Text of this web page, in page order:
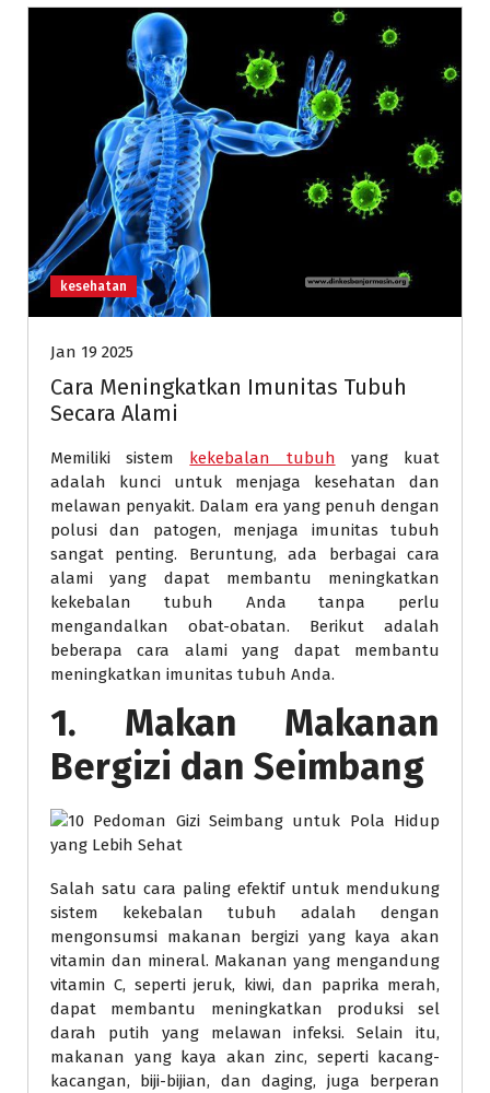
kesehatan
Jan 19 2025
Cara Meningkatkan Imunitas Tubuh
Secara Alami
Memiliki sistem kekebalan tubuh yang kuat
adalah kunci untuk menjaga kesehatan dan
melawan penyakit. Dalam era yang penuh dengan
polusi dan patogen, menjaga imunitas tubuh
sangat penting. Beruntung, ada berbagai cara
alami yang dapat membantu meningkatkan
kekebalan tubuh Anda tanpa perlu
mengandalkan obat-obatan. Berikut adalah
beberapa cara alami yang dapat membantu
meningkatkan imunitas tubuh Anda.
1. Makan Makanan
Bergizi dan Seimbang
Salah satu cara paling efektif untuk mendukung
sistem kekebalan tubuh adalah dengan
mengonsumsi makanan bergizi yang kaya akan
vitamin dan mineral. Makanan yang mengandung
vitamin C, seperti jeruk, kiwi, dan paprika merah,
dapat membantu meningkatkan produksi sel
darah putih yang melawan infeksi. Selain itu,
makanan yang kaya akan zinc, seperti kacang-
kacangan, biji-bijian, dan daging, juga berperan